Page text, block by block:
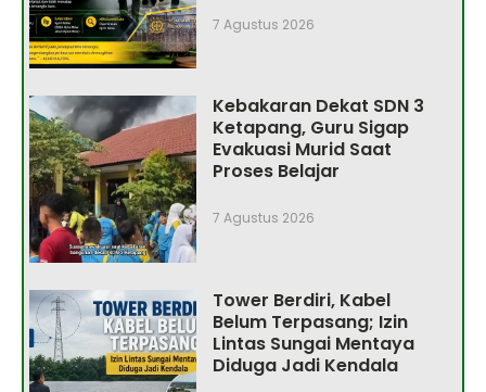
7 Agustus 2026
Kebakaran Dekat SDN 3
Ketapang, Guru Sigap
Evakuasi Murid Saat
Proses Belajar
7 Agustus 2026
Tower Berdiri, Kabel
Belum Terpasang; Izin
Lintas Sungai Mentaya
Diduga Jadi Kendala